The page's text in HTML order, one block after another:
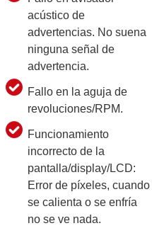
acústico de
advertencias. No suena
ninguna señal de
advertencia.
Fallo en la aguja de
revoluciones/RPM.
Funcionamiento
incorrecto de la
pantalla/display/LCD:
Error de píxeles, cuando
se calienta o se enfría
no se ve nada.